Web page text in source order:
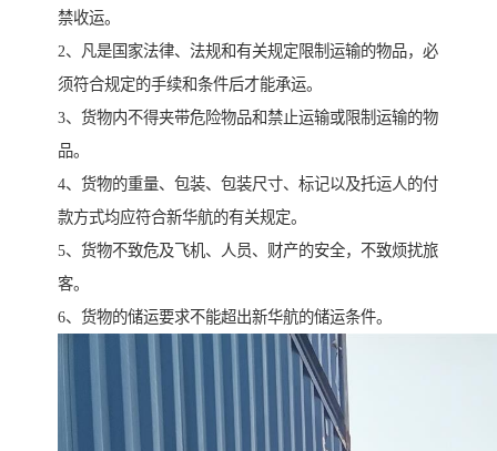
禁收运。
2、凡是国家法律、法规和有关规定限制运输的物品，必
须符合规定的手续和条件后才能承运。
3、货物内不得夹带危险物品和禁止运输或限制运输的物
品。
4、货物的重量、包装、包装尺寸、标记以及托运人的付
款方式均应符合新华航的有关规定。
5、货物不致危及飞机、人员、财产的安全，不致烦扰旅
客。
6、货物的储运要求不能超出新华航的储运条件。